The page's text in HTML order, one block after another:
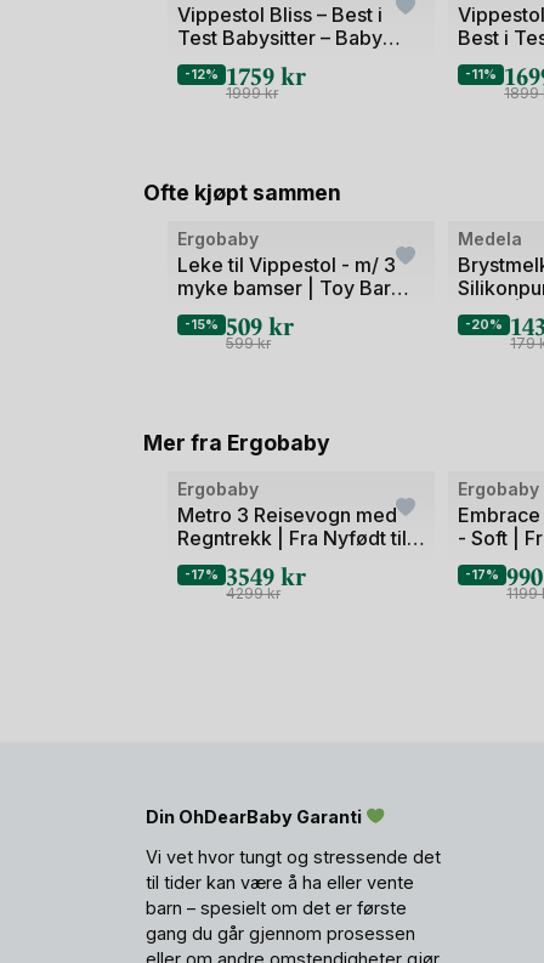
av
Vippestol Bliss – Best i
Test Babysitter – Baby
Bouncer 0-2år
-12% 1759kr
1999kr
av
2
Best i
Baby 0-
Woven/
-11%
1899
Ofte kjøpt sammen
Bilde
av
Ergobaby
Leke til Vippestol - m/ 3
myke bamser | Toy Bar
Ocean Wonders
-15% 509kr
599kr
Bilde
av
2
Medela
sikret |
-20%
179
Mer fra Ergobaby
Bilde
av
Ergobaby
Metro 3 Reisevogn med
Regntrekk | Fra Nyfødt til
22 kg/4 år - NYHET
-17% 3549kr
4299kr
Bilde
av
2
Ergobaby
- Soft |
0-1år
-17%
1199
Din OhDearBaby Garanti
Vi vet hvor tungt og stressende det
til tider kan være å ha eller vente
barn – spesielt om det er første
gang du går gjennom prosessen
eller om andre omstendigheter gjør